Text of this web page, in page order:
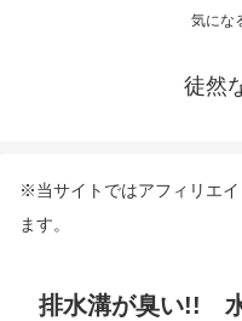
気にな
徒然
※当サイトではアフィリエ
ます。
排水溝が臭い!!